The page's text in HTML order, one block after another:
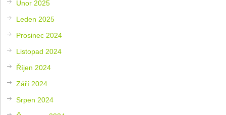
Únor 2025
Leden 2025
Prosinec 2024
Listopad 2024
Říjen 2024
Září 2024
Srpen 2024